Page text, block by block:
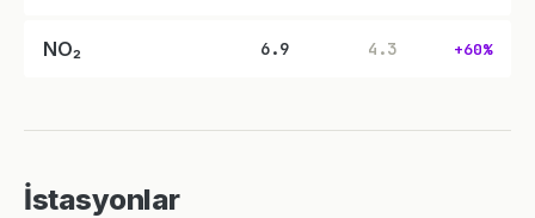
NO₂ 6.9 4.3 +60%
İstasyonlar